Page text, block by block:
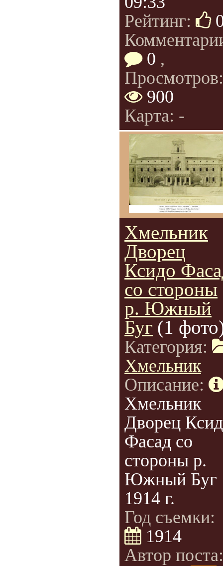
Рейтинг:
0 ,
Просмотров:
900
Карта: -
Хмельник
Дворец
Ксидо
со стороны
р. Южный
Буг (1
Категория:
Хмельник
Описание:
Хмельник
Дворец
Фасад со
стороны р.
Южный Буг
1914 г.
Год съемки:
1914
Автор поста: